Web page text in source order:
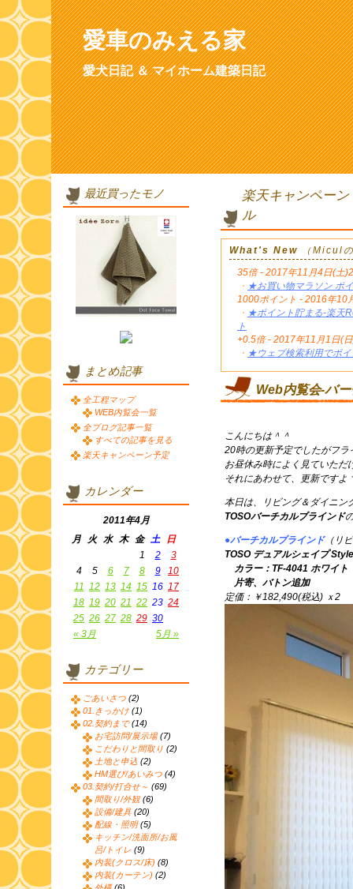
愛車のみえる家
愛犬日記 ＆ マイホーム建築日記
楽天キャンペー
ル
What's New （Micul
35倍 - 2017年11月4日(土
・ ★お買い物マラソン ポ
1000ポイント - 2016年10
・ ★ポイント貯まる-楽天
ト
+0.5倍 - 2017年11月1日(
・ ★ウェブ検索利用でポ
Web内覧会-バ
こんにちは＾＾
20時の更新予定でしたがフラ
お昼休み時によく見ていただ
それにあわせて、更新ですよ
本日は、リビング＆ダイニン
TOSOバーチカルブラインド
●バーチカルブラインド（リ
TOSO デュアルシェイプ
カラー：TF-4041 ホワイト
片寄、バトン追加
定価：￥182,490(税込) ｘ2
最近買ったモノ
まとめ記事
全工程マップ
WEB内覧会一覧
全ブログ記事一覧
すべての記事を見る
楽天キャンペーン予定
カレンダー
2011年4月
月
火 水 木 金 土 日
« 3月 5月 »
1 2
3
4
5 6 7 8 9
10
11 12 13 14 15 16 17
18 19 20 21 22 23 24
25 26 27 28 29 30
カテゴリー
ごあいさつ (2)
01.きっかけ (1)
02.契約まで(14)
お宅訪問/展示場(7)
こだわりと間取り (2)
土地と申込 (2)
HM選び/あいみつ (4)
03.契約/打合せ～ (69)
間取り/外観 (6)
設備/建具 (20)
配線・照明(5)
キッチン/洗面所/お風
呂/トイレ (9)
内装(クロス/床) (8)
内装(カーテン) (2)